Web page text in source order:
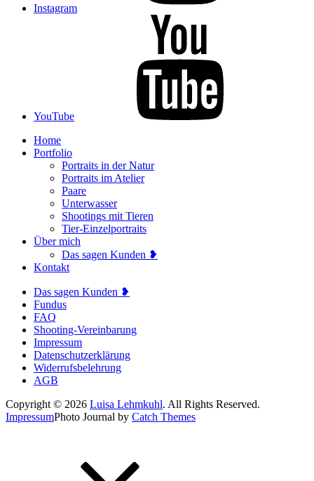
Instagram
YouTube
Home
Portfolio
Portraits in der Natur
Portraits im Atelier
Paare
Unterwasser
Shootings mit Tieren
Tier-Einzelportraits
Über mich
Das sagen Kunden ❥
Kontakt
Das sagen Kunden ❥
Fundus
FAQ
Shooting-Vereinbarung
Impressum
Datenschutzerklärung
Widerrufsbelehrung
AGB
Copyright © 2026 Luisa Lehmkuhl. All Rights Reserved.
ImpressumPhoto Journal by Catch Themes